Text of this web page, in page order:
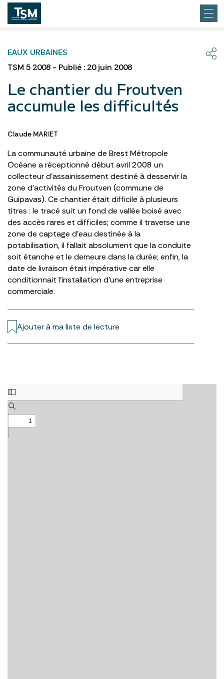
EAUX URBAINES
TSM 5 2008 - Publié : 20 juin 2008
Le chantier du Froutven
accumule les difficultés
Claude MARIET
La communauté urbaine de Brest Métropole
Océane a réceptionné début avril 2008 un
collecteur d’assainissement destiné à desservir la
zone d’activités du Froutven (commune de
Guipavas). Ce chantier était difficile à plusieurs
titres : le tracé suit un fond de vallée boisé avec
des accès rares et difficiles; comme il traverse une
zone de captage d’eau destinée à la
potabilisation, il fallait absolument que la conduite
soit étanche et le demeure dans la durée; enfin, la
date de livraison était impérative car elle
conditionnait l’installation d’une entreprise
commerciale.
Ajouter à ma liste de lecture